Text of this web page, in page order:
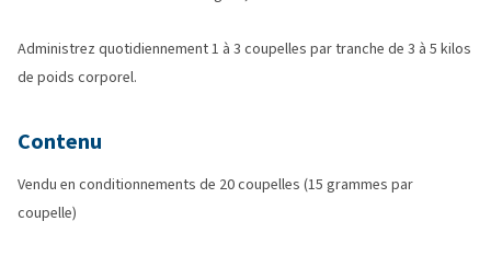
Administrez quotidiennement 1 à 3 coupelles par tranche de 3 à 5 kilos
de poids corporel.
Contenu
Vendu en conditionnements de 20 coupelles (15 grammes par
coupelle)